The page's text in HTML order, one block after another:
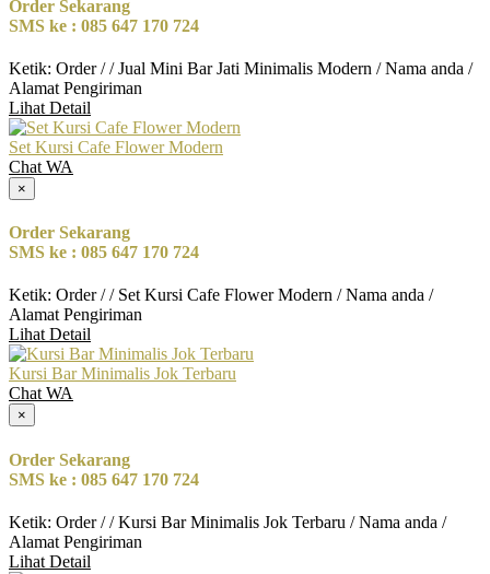
Order Sekarang
SMS ke : 085 647 170 724
Ketik: Order / / Jual Mini Bar Jati Minimalis Modern / Nama anda /
Alamat Pengiriman
Lihat Detail
Set Kursi Cafe Flower Modern
Chat WA
×
Order Sekarang
SMS ke : 085 647 170 724
Ketik: Order / / Set Kursi Cafe Flower Modern / Nama anda /
Alamat Pengiriman
Lihat Detail
Kursi Bar Minimalis Jok Terbaru
Chat WA
×
Order Sekarang
SMS ke : 085 647 170 724
Ketik: Order / / Kursi Bar Minimalis Jok Terbaru / Nama anda /
Alamat Pengiriman
Lihat Detail